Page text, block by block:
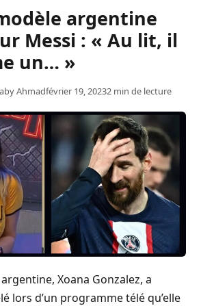
argentine
Messi : « Au lit, il
un… »
Ahmadfévrier 19, 20232 min de lecture
Xoana Gonzalez, a
lors d’un programme télé qu’elle